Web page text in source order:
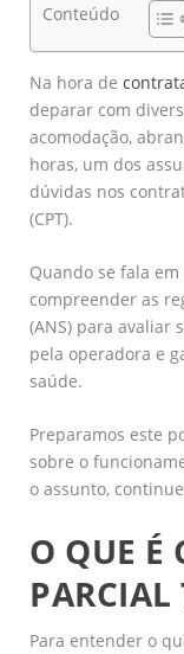
Conteúdo
Na hora de
deparar com
acomodação,
horas, um dos
dúvidas nos
(CPT).
Quando se fala
compreender as
(ANS) para avaliar
pela operadora e
saúde.
Preparamos este
sobre o
o assunto,
O QUE É
PARCIAL
Para entender o